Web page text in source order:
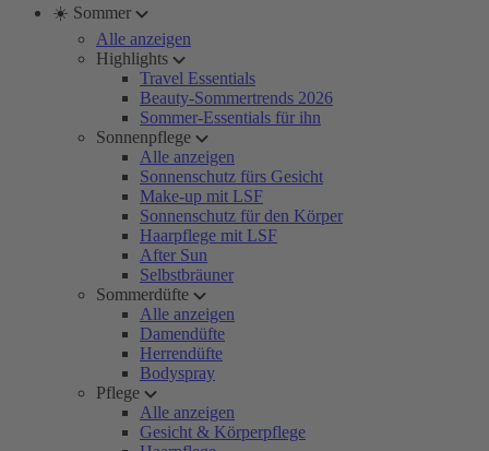
☀️ Sommer
Alle anzeigen
Highlights
Travel Essentials
Beauty-Sommertrends 2026
Sommer-Essentials für ihn
Sonnenpflege
Alle anzeigen
Sonnenschutz fürs Gesicht
Make-up mit LSF
Sonnenschutz für den Körper
Haarpflege mit LSF
After Sun
Selbstbräuner
Sommerdüfte
Alle anzeigen
Damendüfte
Herrendüfte
Bodyspray
Pflege
Alle anzeigen
Gesicht & Körperpflege